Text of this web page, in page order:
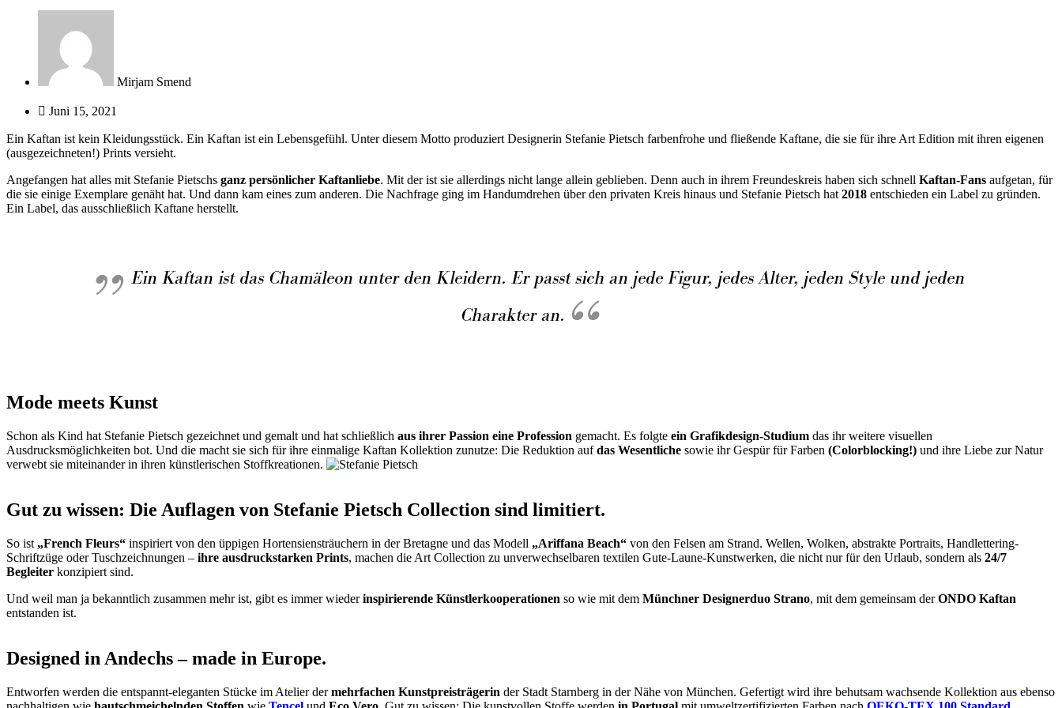
Mirjam Smend
Juni 15, 2021
Ein Kaftan ist kein Kleidungsstück. Ein Kaftan ist ein Lebensgefühl. Unter diesem Motto produziert Designerin Stefanie Pietsch farbenfrohe und fließende Kaftane, die sie für ihre Art Edition mit ihren eigenen
(ausgezeichneten!) Prints versieht.
Angefangen hat alles mit Stefanie Pietschs ganz persönlicher Kaftanliebe. Mit der ist sie allerdings nicht lange allein geblieben. Denn auch in ihrem Freundeskreis haben sich schnell Kaftan-Fans aufgetan, für
die sie einige Exemplare genäht hat. Und dann kam eines zum anderen. Die Nachfrage ging im Handumdrehen über den privaten Kreis hinaus und Stefanie Pietsch hat 2018 entschieden ein Label zu gründen.
Ein Label, das ausschließlich Kaftane herstellt.
Ein Kaftan ist das Chamäleon unter den Kleidern. Er passt sich an jede Figur, jedes Alter, jeden Style und jeden
Charakter an.
Mode meets Kunst
Schon als Kind hat Stefanie Pietsch gezeichnet und gemalt und hat schließlich aus ihrer Passion eine Profession gemacht. Es folgte ein Grafikdesign-Studium das ihr weitere visuellen
Ausdrucksmöglichkeiten bot. Und die macht sie sich für ihre einmalige Kaftan Kollektion zunutze: Die Reduktion aufdas Wesentliche sowie ihr Gespür für Farben (Colorblocking!) und ihre Liebe zur Natur
verwebt sie miteinander in ihren künstlerischen Stoffkreationen.
Gut zu wissen: Die Auflagen von Stefanie Pietsch Collection sind limitiert.
So ist „French Fleurs“ inspiriert von den üppigen Hortensiensträuchern in der Bretagne und das Modell „Ariffana Beach“ von den Felsen am Strand. Wellen, Wolken, abstrakte Portraits, Handlettering-
Schriftzüge oder Tuschzeichnungen – ihre ausdruckstarken Prints, machen die Art Collection zu unverwechselbaren textilen Gute-Laune-Kunstwerken, die nicht nur für den Urlaub, sondern als 24/7
Begleiter konzipiert sind.
Und weil man ja bekanntlich zusammen mehr ist, gibt es immer wiederinspirierende Künstlerkooperationen so wie mit dem Münchner Designerduo Strano, mit dem gemeinsam derONDO Kaftan
entstanden ist.
Designed in Andechs – made in Europe.
Entworfen werden die entspannt-eleganten Stücke im Atelier dermehrfachen Kunstpreisträgerin der Stadt Starnberg in der Nähe von München. Gefertigt wird ihre behutsam wachsende Kollektion aus ebenso